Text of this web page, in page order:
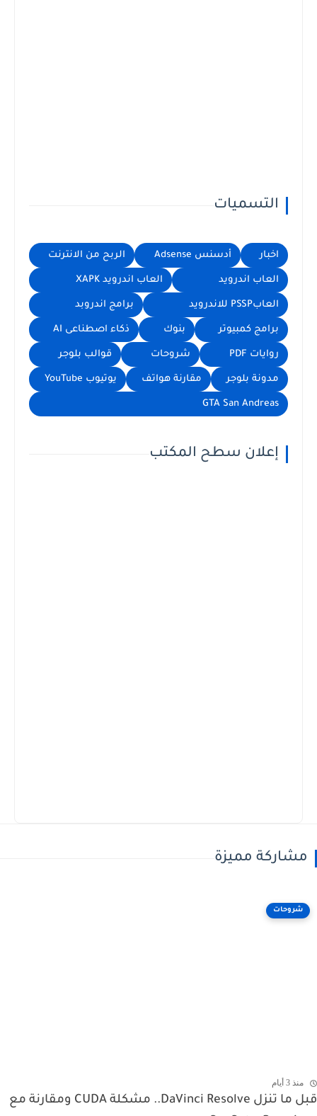
التسميات
اخبار أدسنس Adsense الربح من الانترنت
العاب اندرويد العاب اندرويد XAPK
العابPSSP للاندرويد برامج اندروبد
برامج كمبيوتر بنوك ذكاء اصطناعى AI
روايات PDF شروحات قوالب بلوجر
مدونة بلوجر مقارنة هواتف يوتيوب YouTube
GTA San Andreas
إعلان سطح المكتب
مشاركة مميزة
شروحات
منذ 3 أيام
قبل ما تنزل DaVinci Resolve.. مشكلة CUDA ومقارنة مع